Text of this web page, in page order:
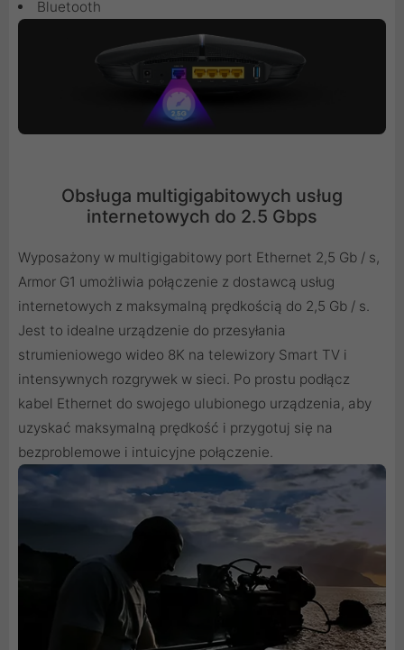
Bluetooth
Obsługa multigigabitowych usług
internetowych do 2.5 Gbps
Wyposażony w multigigabitowy port Ethernet 2,5 Gb / s,
Armor G1 umożliwia połączenie z dostawcą usług
internetowych z maksymalną prędkością do 2,5 Gb / s.
Jest to idealne urządzenie do przesyłania
strumieniowego wideo 8K na telewizory Smart TV i
intensywnych rozgrywek w sieci. Po prostu podłącz
kabel Ethernet do swojego ulubionego urządzenia, aby
uzyskać maksymalną prędkość i przygotuj się na
bezproblemowe i intuicyjne połączenie.